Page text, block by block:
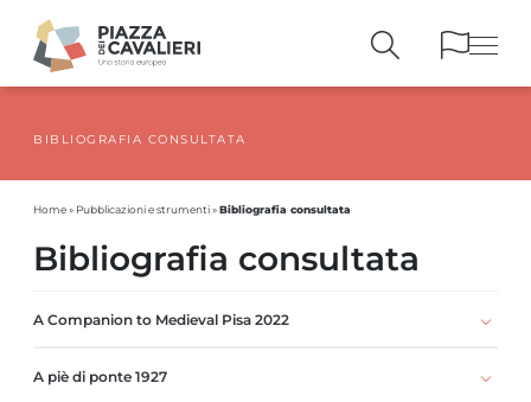
PUBBLICAZIONI E STRUMENTI
BIBLIOGRAFIA CONSULTATA
Home» Pubblicazioni e strumenti»Bibliografia consultata
Bibliografia consultata
A Companion to Medieval Pisa 2022
A piè di ponte 1927